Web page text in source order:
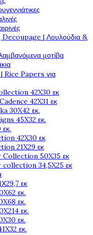
Decoupage | Λουλούδια &
μοτίβα
Rice Papers για
42X30 εκ
42X31 εκ
30X42 εκ.
45X32 εκ.
42X30 εκ
21X29 εκ
Collection 50X35 εκ
collection 34,5X25 εκ
εκ
εκ.
εκ.
εκ.
εκ.
εκ.